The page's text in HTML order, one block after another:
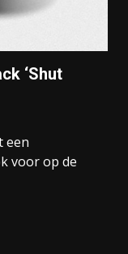
‘Shut
een
voor op de